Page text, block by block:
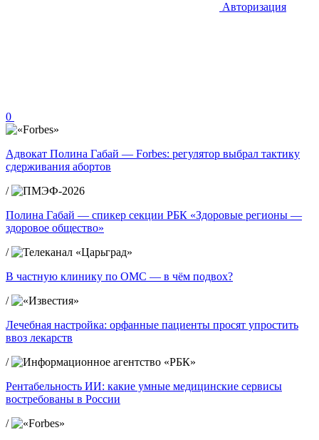
Авторизация
0
Адвокат Полина Габай — Forbes: регулятор выбрал тактику
сдерживания абортов
/
Полина Габай — спикер секции РБК «Здоровые регионы —
здоровое общество»
/
В частную клинику по ОМС — в чём подвох?
/
Лечебная настройка: орфанные пациенты просят упростить
ввоз лекарств
/
Рентабельность ИИ: какие умные медицинские сервисы
востребованы в России
/